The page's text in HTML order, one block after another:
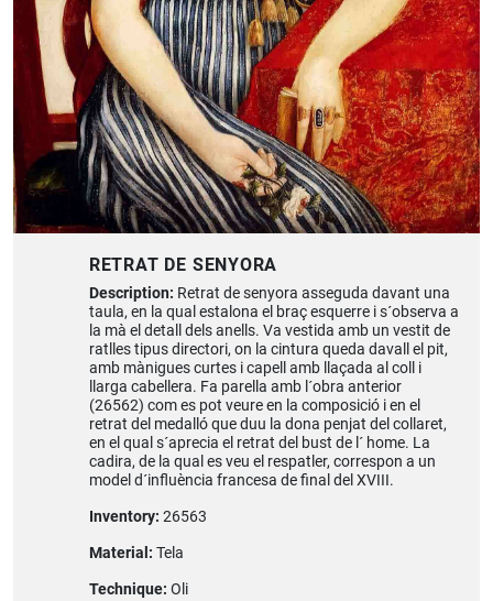
RETRAT DE SENYORA
Description: Retrat de senyora asseguda davant una
taula, en la qual estalona el braç esquerre i s´observa a
la mà el detall dels anells. Va vestida amb un vestit de
ratlles tipus directori, on la cintura queda davall el pit,
amb mànigues curtes i capell amb llaçada al coll i
llarga cabellera. Fa parella amb l´obra anterior
(26562) com es pot veure en la composició i en el
retrat del medalló que duu la dona penjat del collaret,
en el qual s´aprecia el retrat del bust de l´ home. La
cadira, de la qual es veu el respatler, correspon a un
model d´influència francesa de final del XVIII.
Inventory: 26563
Material: Tela
Technique: Oli